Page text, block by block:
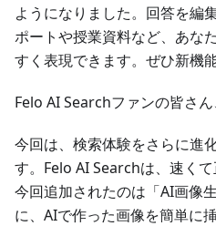
ようになりました。回答を編
ポートや授業資料など、あな
すく表現できます。ぜひ新機
Felo AI Searchファンの皆さ
今回は、検索体験をさらに進
す。Felo AI Searchは、速くて
今回追加されたのは「AI画像
に、AIで作った画像を簡単に